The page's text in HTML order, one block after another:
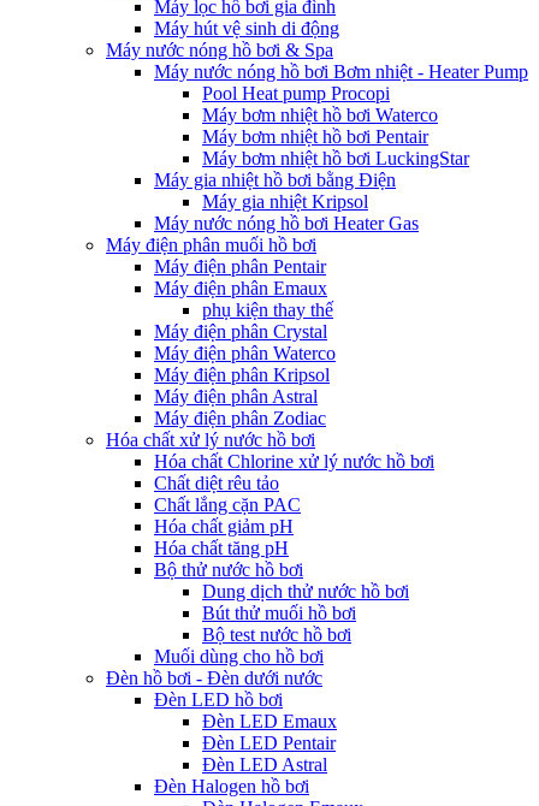
Máy lọc hồ bơi gia đình
Máy hút vệ sinh di động
Máy nước nóng hồ bơi & Spa
Máy nước nóng hồ bơi Bơm nhiệt - Heater Pump
Pool Heat pump Procopi
Máy bơm nhiệt hồ bơi Waterco
Máy bơm nhiệt hồ bơi Pentair
Máy bơm nhiệt hồ bơi LuckingStar
Máy gia nhiệt hồ bơi bằng Điện
Máy gia nhiệt Kripsol
Máy nước nóng hồ bơi Heater Gas
Máy điện phân muối hồ bơi
Máy điện phân Pentair
Máy điện phân Emaux
phụ kiện thay thế
Máy điện phân Crystal
Máy điện phân Waterco
Máy điện phân Kripsol
Máy điện phân Astral
Máy điện phân Zodiac
Hóa chất xử lý nước hồ bơi
Hóa chất Chlorine xử lý nước hồ bơi
Chất diệt rêu tảo
Chất lắng cặn PAC
Hóa chất giảm pH
Hóa chất tăng pH
Bộ thử nước hồ bơi
Dung dịch thử nước hồ bơi
Bút thử muối hồ bơi
Bộ test nước hồ bơi
Muối dùng cho hồ bơi
Đèn hồ bơi - Đèn dưới nước
Đèn LED hồ bơi
Đèn LED Emaux
Đèn LED Pentair
Đèn LED Astral
Đèn Halogen hồ bơi